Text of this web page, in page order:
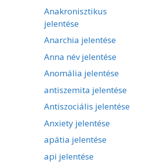
Anakronisztikus
jelentése
Anarchia jelentése
Anna név jelentése
Anomália jelentése
antiszemita jelentése
Antiszociális jelentése
Anxiety jelentése
apátia jelentése
api jelentése